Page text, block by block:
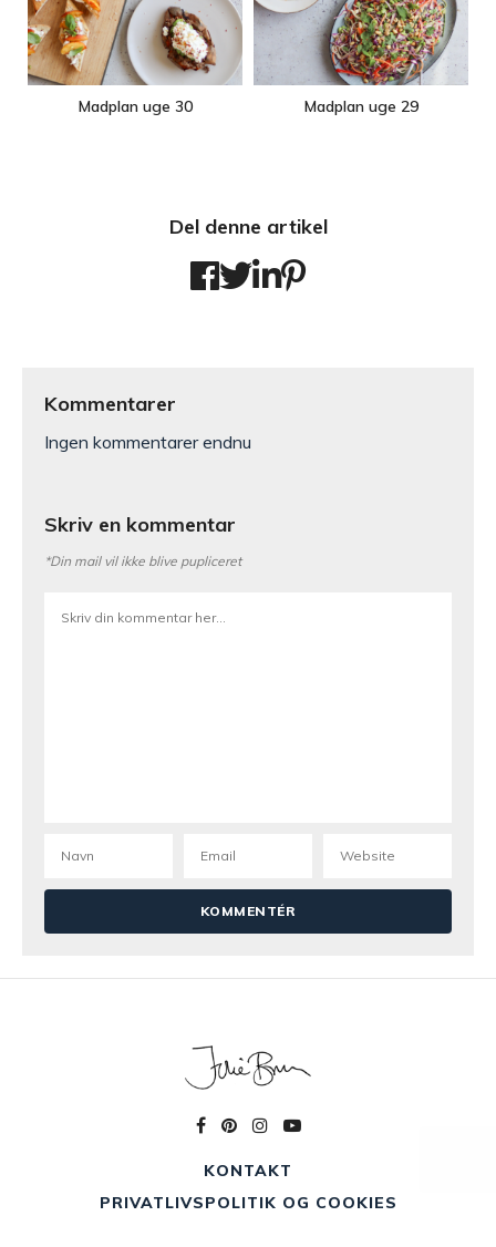
Madplan uge 30 Madplan uge 29
Del denne artikel
Kommentarer
Ingen kommentarer endnu
Skriv en kommentar
*Din mail vil ikke blive pupliceret
KONTAKT
PRIVATLIVSPOLITIK OG COOKIES